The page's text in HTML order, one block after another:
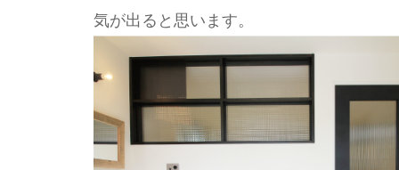
気が出ると思います。